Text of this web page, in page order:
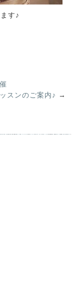
す♪
スンのご案内♪ →